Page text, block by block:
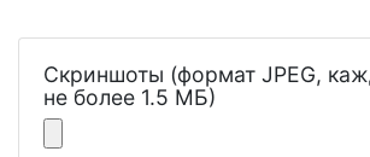
Скриншоты (формат JPEG,
не более 1.5 МБ)